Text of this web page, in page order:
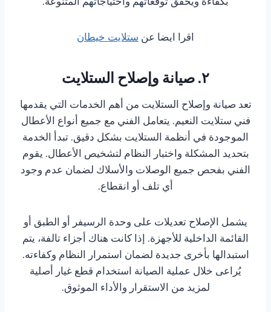
اقرا ايضا عنستلايت خيطان
٢. صيانة وإصلاح الستلايت
تعد صيانة وإصلاح الستلايت من أهم الخدمات التي يقدمها
فني ستلايت النعيم. يتعامل الفني مع جميع أنواع الأعطال
الموجودة في أنظمة الستلايت بشكل دقيق. تبدأ الخدمة
بتحديد المشكلة واختبار النظام لتشخيص الأعطال. يقوم
الفني بفحص جميع الوصلات والأسلاك لضمان عدم وجود
أي تلف أو انقطاع.
يشمل الإصلاح تعديلات على وحدة الرسيفر أو الطبق أو
القائمة الداخلية للأجهزة. إذا كانت هناك أجزاء تالفة، يتم
استبدالها بأخرى جديدة لضمان استمرار النظام وكفاءته.
يُراعى خلال عملية الصيانة استخدام قطع غيار أصلية
لمزيد من الاستقرار والأداء الموثوق.